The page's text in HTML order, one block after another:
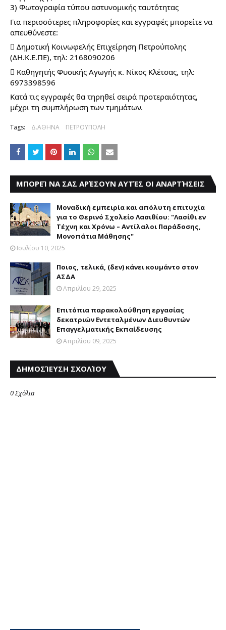
3) Φωτογραφία τύπου αστυνομικής ταυτότητας
Για περισσότερες πληροφορίες και εγγραφές μπορείτε να
απευθύνεστε:
 Δημοτική Κοινωφελής Επιχείρηση Πετρούπολης
(ΔΗ.Κ.Ε.ΠΕ), τηλ: 2168090206
 Καθηγητής Φυσικής Αγωγής κ. Νίκος Κλέτσας, τηλ:
6973398596
Κατά τις εγγραφές θα τηρηθεί σειρά προτεραιότητας,
μέχρι τη συμπλήρωση των τμημάτων.
Tags: Δ.ΑΘΗΝΑ ΠΕΤΡΟΥΠΟΛΗ
ΜΠΟΡΕΊ ΝΑ ΣΑΣ ΑΡΈΣΟΥΝ ΑΥΤΈΣ ΟΙ ΑΝΑΡΤΉΣΕΙΣ
Μοναδική εμπειρία και απόλυτη επιτυχία
για το Θερινό Σχολείο Λασιθίου: "Λασίθι εν
Τέχνη και Χρόνω – Αντίλαλοι Παράδοσης,
Μονοπάτια Μάθησης"
Ιουλίου 10, 2025
Ποιος, τελικά, (δεν) κάνει κουμάντο στον
ΑΣΔΑ
Απριλίου 29, 2025
Επιτόπια παρακολούθηση εργασίας
δεκατριών Εντεταλμένων Διευθυντών
Επαγγελματικής Εκπαίδευσης
Απριλίου 09, 2025
ΔΗΜΟΣΊΕΥΣΗ ΣΧΟΛΊΟΥ
0 Σχόλια